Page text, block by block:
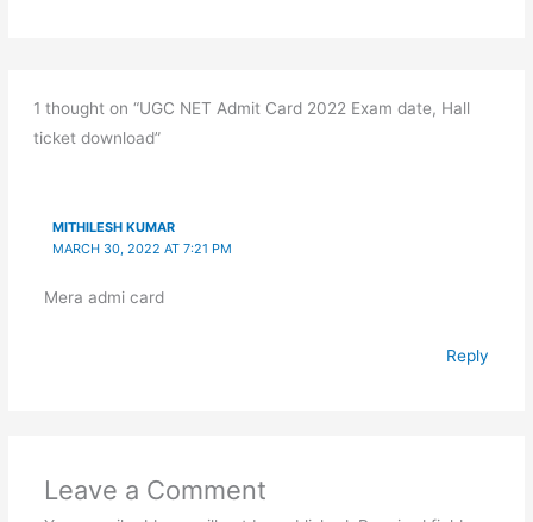
1 thought on “UGC NET Admit Card 2022 Exam date, Hall
ticket download”
MITHILESH KUMAR
MARCH 30, 2022 AT 7:21 PM
Mera admi card
Reply
Leave a Comment